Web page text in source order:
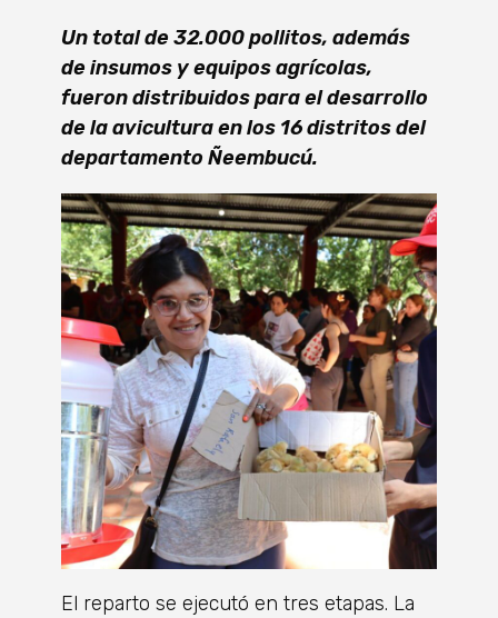
Un total de 32.000 pollitos, además
de insumos y equipos agrícolas,
fueron distribuidos para el desarrollo
de la avicultura en los 16 distritos del
departamento Ñeembucú.
El reparto se ejecutó en tres etapas. La